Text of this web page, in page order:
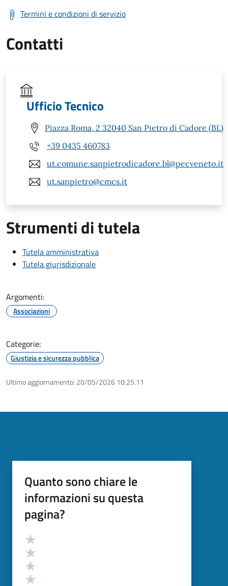
Termini e condizioni di servizio
Contatti
Ufficio Tecnico
Piazza Roma, 2 32040 San Pietro di Cadore (BL)
+39 0435 460783
ut.comune.sanpietrodicadore.bl@pecveneto.it
ut.sanpietro@cmcs.it
Strumenti di tutela
Tutela amministrativa
Tutela giurisdizionale
Argomenti:
Associazioni
Categorie:
Giustizia e sicurezza pubblica
Ultimo aggiornamento: 20/05/2026 10:25.11
Quanto sono chiare le
informazioni su questa
pagina?
Valutazione